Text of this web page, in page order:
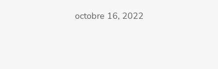
octobre 16, 2022